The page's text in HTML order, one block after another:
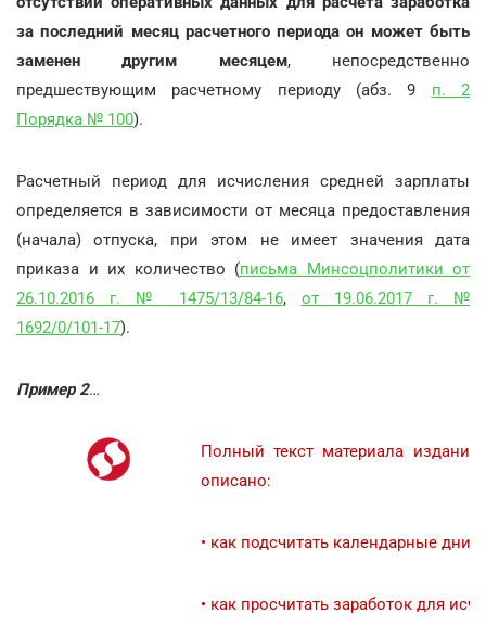
за последний месяц расчетного периода он может быть
заменен другим месяцем, непосредственно
предшествующим расчетному периоду (абз. 9 п. 2
Порядка № 100).
Расчетный период для исчисления средней зарплаты
определяется в зависимости от месяца предоставления
(начала) отпуска, при этом не имеет значения дата
приказа и их количество (письма Минсоцполитики от
26.10.2016 г. № 1475/13/84-16, от 19.06.2017 г. №
1692/0/101-17).
Пример 2…
Полный текст материала
описано:
• как подсчитать календарные дни
• как просчитать заработок для